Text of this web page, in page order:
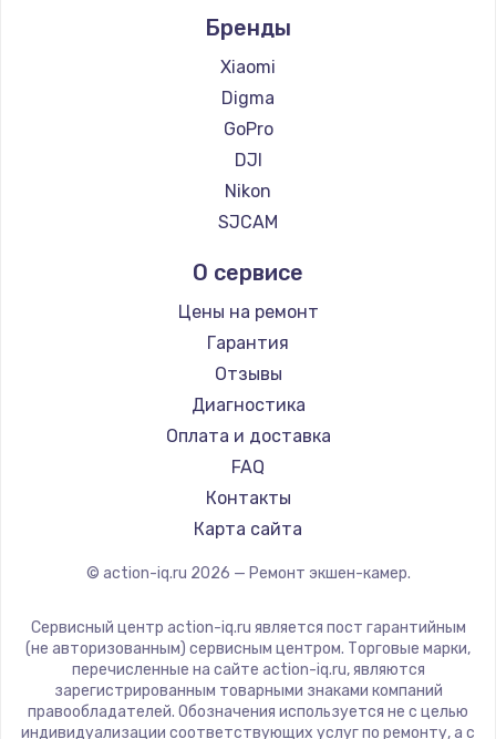
Бренды
Xiaomi
Digma
GoPro
DJI
Nikon
SJCAM
О сервисе
Цены на ремонт
Гарантия
Отзывы
Диагностика
Оплата и доставка
FAQ
Контакты
Карта сайта
© action-iq.ru 2026 — Ремонт экшен-камер.
Сервисный центр action-iq.ru является пост гарантийным
(не авторизованным) сервисным центром. Торговые марки,
перечисленные на сайте action-iq.ru, являются
зарегистрированным товарными знаками компаний
правообладателей. Обозначения используется не с целью
индивидуализации соответствующих услуг по ремонту, а с